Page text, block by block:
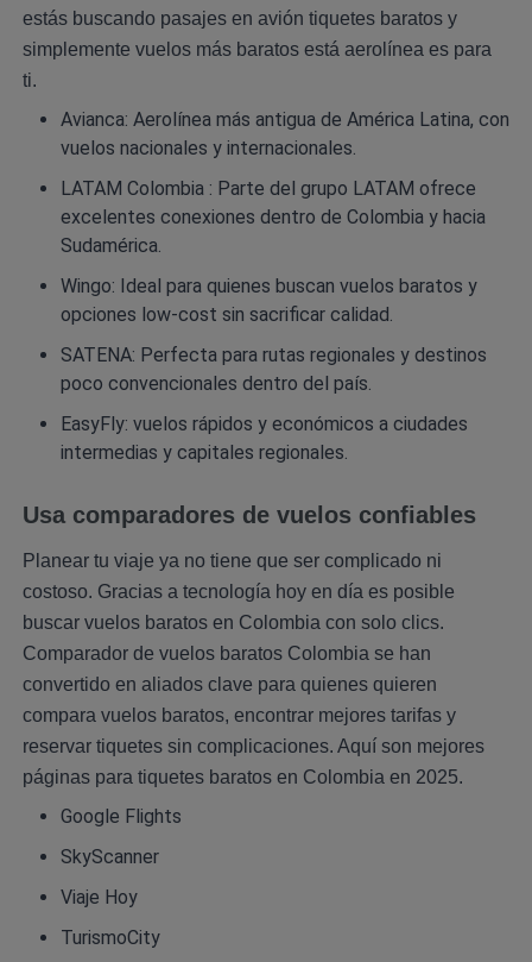
estás buscando pasajes en avión tiquetes baratos y
simplemente vuelos más baratos está aerolínea es para
ti.
Avianca: Aerolínea más antigua de América Latina, con
vuelos nacionales y internacionales.
LATAM Colombia : Parte del grupo LATAM ofrece
excelentes conexiones dentro de Colombia y hacia
Sudamérica.
Wingo: Ideal para quienes buscan vuelos baratos y
opciones low-cost sin sacrificar calidad.
SATENA: Perfecta para rutas regionales y destinos
poco convencionales dentro del país.
EasyFly: vuelos rápidos y económicos a ciudades
intermedias y capitales regionales.
Usa comparadores de vuelos confiables
Planear tu viaje ya no tiene que ser complicado ni
costoso. Gracias a tecnología hoy en día es posible
buscar vuelos baratos en Colombia con solo clics.
Comparador de vuelos baratos Colombia se han
convertido en aliados clave para quienes quieren
compara vuelos baratos, encontrar mejores tarifas y
reservar tiquetes sin complicaciones. Aquí son mejores
páginas para tiquetes baratos en Colombia en 2025.
Google Flights
SkyScanner
Viaje Hoy
TurismoCity